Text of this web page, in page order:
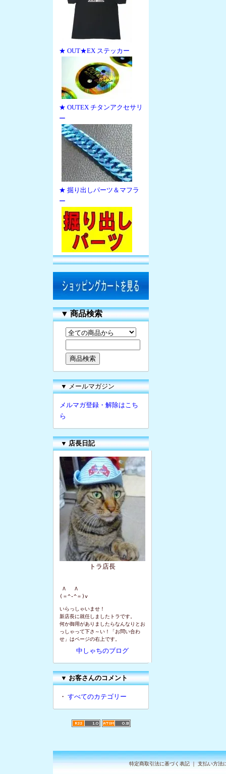
★ OUT★EX ステッカー
★ OUTEX チタンアクセサリ
ー
★ 掘り出しパーツ＆マフラ
ー
▼商品検索
▼ メールマガジン
メルマガ登録・解除はこち
ら
▼ 店長日記
トラ店長
Λ   Λ
(＝^-^＝)v
いらっしゃいませ！
新店長に就任しましたトラです。
何か御用がありましたらなんなりとお
っしゃって下さ～い！「お問い合わ
せ」はページの右上です。
中しゃちのブログ
▼お客さんのコメント
・ すべてのカテゴリー
特定商取引法に基づく表記｜支払い方法